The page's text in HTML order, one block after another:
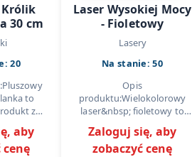
Królik
30 cm
20
to
z
dobrze
aby
cenę
Laser Wysokiej Mocy
- Fioletowy
Lasery
Na stanie: 50
Opis
produktu:Wielokolorowy
laser&nbsp; fioletowy to
do prezentacji, zastosowań
outdoorowych, astronomii
Zaloguj się, aby
zobaczyć cenę